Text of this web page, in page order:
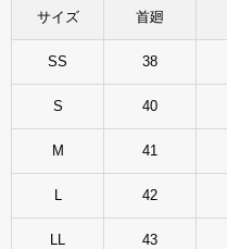
サイズ 首廻
SS 38
S 40
M 41
42
43